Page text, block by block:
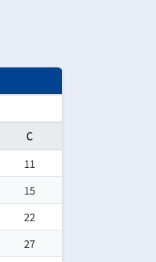
C
11
15
22
27